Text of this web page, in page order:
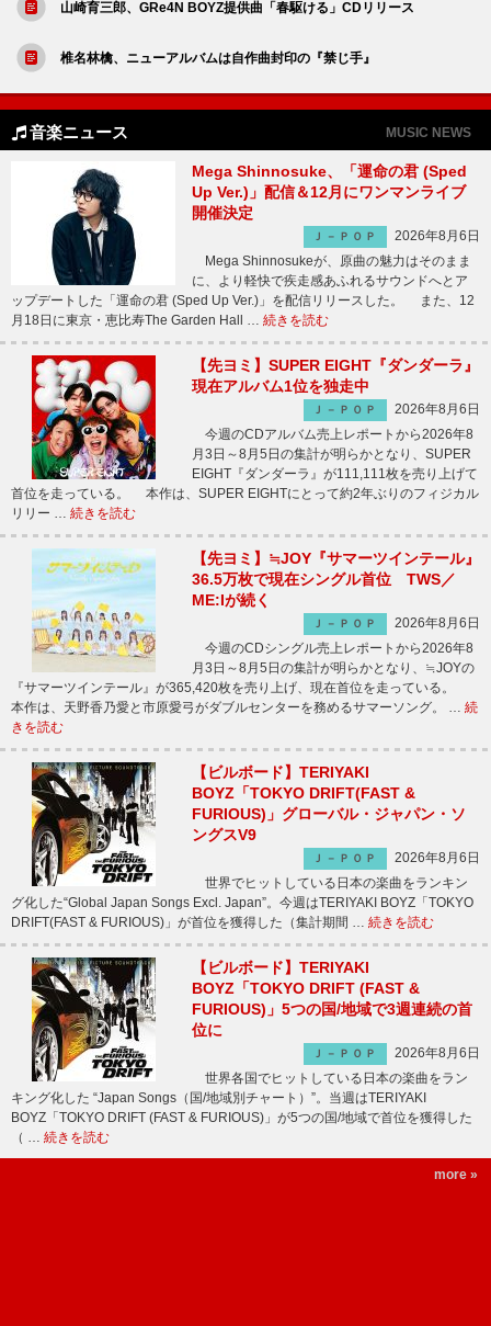
山崎育三郎、GRe4N BOYZ提供曲「春駆ける」CDリリース
椎名林檎、ニューアルバムは自作曲封印の『禁じ手』
音楽ニュース MUSIC NEWS
Mega Shinnosuke、「運命の君 (Sped
Up Ver.)」配信＆12月にワンマンライブ
開催決定
Ｊ－ＰＯＰ
2026年8月6日
Mega Shinnosukeが、原曲の魅力はそのまま
に、より軽快で疾走感あふれるサウンドへとア
ップデートした「運命の君 (Sped Up Ver.)」を配信リリースした。 また、12
月18日に東京・恵比寿The Garden Hall … 続きを読む
【先ヨミ】SUPER EIGHT『ダンダーラ』
現在アルバム1位を独走中
Ｊ－ＰＯＰ
2026年8月6日
今週のCDアルバム売上レポートから2026年8
月3日～8月5日の集計が明らかとなり、SUPER
EIGHT『ダンダーラ』が111,111枚を売り上げて
首位を走っている。 本作は、SUPER EIGHTにとって約2年ぶりのフィジカル
リリー … 続きを読む
【先ヨミ】≒JOY『サマーツインテール』
36.5万枚で現在シングル首位 TWS／
ME:Iが続く
Ｊ－ＰＯＰ
2026年8月6日
今週のCDシングル売上レポートから2026年8
月3日～8月5日の集計が明らかとなり、≒JOYの
『サマーツインテール』が365,420枚を売り上げ、現在首位を走っている。
本作は、天野香乃愛と市原愛弓がダブルセンターを務めるサマーソング。 … 続
きを読む
【ビルボード】TERIYAKI
BOYZ「TOKYO DRIFT(FAST &
FURIOUS)」グローバル・ジャパン・ソ
ングスV9
Ｊ－ＰＯＰ
2026年8月6日
世界でヒットしている日本の楽曲をランキン
グ化した“Global Japan Songs Excl. Japan”。今週はTERIYAKI BOYZ「TOKYO
DRIFT(FAST & FURIOUS)」が首位を獲得した（集計期間 … 続きを読む
【ビルボード】TERIYAKI
BOYZ「TOKYO DRIFT (FAST &
FURIOUS)」5つの国/地域で3週連続の首
位に
Ｊ－ＰＯＰ
2026年8月6日
世界各国でヒットしている日本の楽曲をラン
キング化した “Japan Songs（国/地域別チャート）”。当週はTERIYAKI
BOYZ「TOKYO DRIFT (FAST & FURIOUS)」が5つの国/地域で首位を獲得した
（ … 続きを読む
more »